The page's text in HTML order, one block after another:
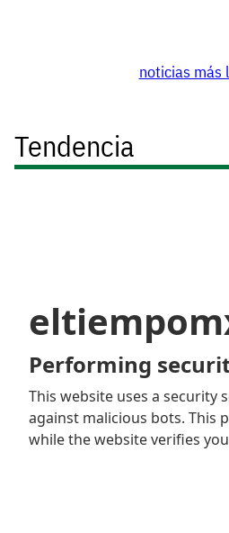
noticias más
Tendencia